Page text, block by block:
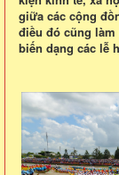
giữa các cộng
điều đó cũng
biến dạng các lễ